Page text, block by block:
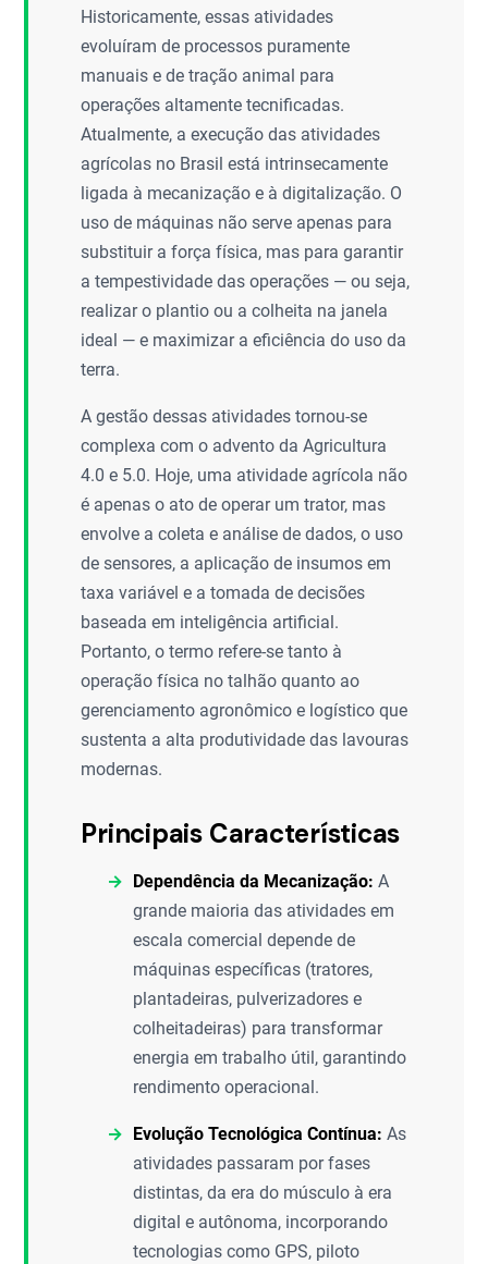
Historicamente, essas atividades
evoluíram de processos puramente
manuais e de tração animal para
operações altamente tecnificadas.
Atualmente, a execução das atividades
agrícolas no Brasil está intrinsecamente
ligada à mecanização e à digitalização. O
uso de máquinas não serve apenas para
substituir a força física, mas para garantir
a tempestividade das operações — ou seja,
realizar o plantio ou a colheita na janela
ideal — e maximizar a eficiência do uso da
terra.
A gestão dessas atividades tornou-se
complexa com o advento da Agricultura
4.0 e 5.0. Hoje, uma atividade agrícola não
é apenas o ato de operar um trator, mas
envolve a coleta e análise de dados, o uso
de sensores, a aplicação de insumos em
taxa variável e a tomada de decisões
baseada em inteligência artificial.
Portanto, o termo refere-se tanto à
operação física no talhão quanto ao
gerenciamento agronômico e logístico que
sustenta a alta produtividade das lavouras
modernas.
Principais Características
Dependência da Mecanização: A
grande maioria das atividades em
escala comercial depende de
máquinas específicas (tratores,
plantadeiras, pulverizadores e
colheitadeiras) para transformar
energia em trabalho útil, garantindo
rendimento operacional.
Evolução Tecnológica Contínua: As
atividades passaram por fases
distintas, da era do músculo à era
digital e autônoma, incorporando
tecnologias como GPS, piloto